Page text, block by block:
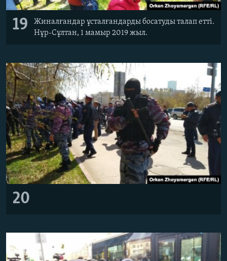
19
Жиналғандар ұсталғандарды босатуды талап етті.
Нұр-Сұлтан, 1 мамыр 2019 жыл.
20